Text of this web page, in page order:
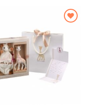
na listu